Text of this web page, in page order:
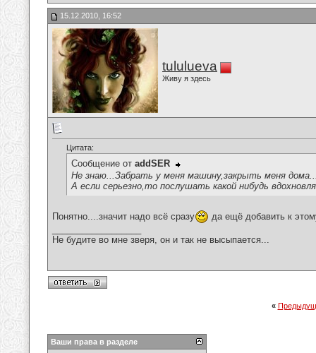
15.12.2010, 16:52
tululueva
Живу я здесь
Цитата:
Сообщение от addSER
Не знаю...Забрать у меня машину,закрыть меня
А если серьезно,то послушать какой нибудь
Понятно....значит надо всё сразу
да ещё добавить к
Не будите во мне зверя, он и так не высыпается...
«
Ваши права в разделе